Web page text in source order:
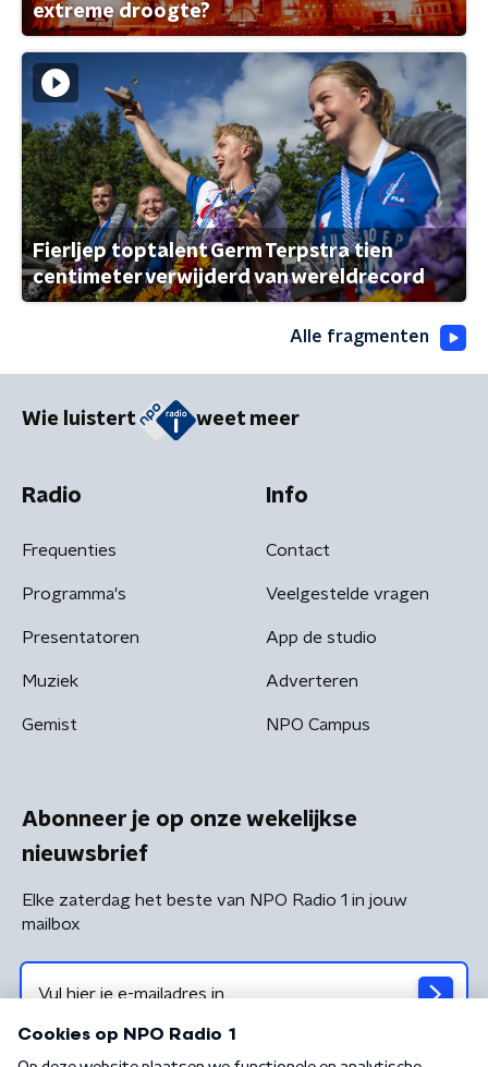
extreme droogte?
Fierljep toptalent Germ Terpstra tien
centimeter verwijderd van wereldrecord
Alle fragmenten
Wie luistert weet meer
Radio
Frequenties
Programma's
Presentatoren
Muziek
Gemist
Info
Contact
Veelgestelde vragen
App de studio
Adverteren
NPO Campus
Abonneer je op onze wekelijkse
nieuwsbrief
Elke zaterdag het beste van NPO Radio 1 in jouw
mailbox